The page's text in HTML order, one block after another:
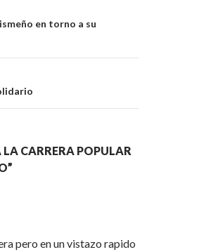
en torno a su
LA CARRERA POPULAR
pero en un vistazo rapido